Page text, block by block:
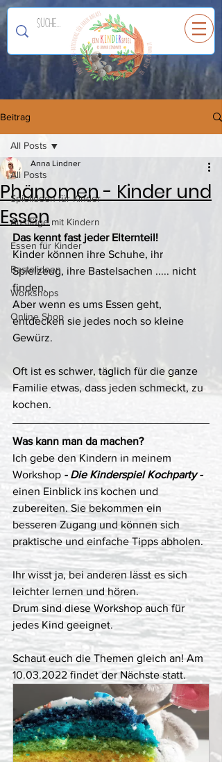
EinKINDERspiel
Beitrag
All Posts
Spielideen für Kinder
Ausflüge mit Kindern
Essen für Kinder
Bastelideen
Workshops
Online Shop
All Posts
Phänomen - Kinder und
Essen
Anna Lindner
Das kennt fast jeder Elternteil!
Kinder können ihre Schuhe, ihr
Spielzeug, ihre Bastelsachen ..... nicht
finden.
Aber wenn es ums Essen geht,
entdecken sie jedes noch so kleine
Gewürz.
Oft ist es schwer, täglich für die ganze
Familie etwas, dass jeden schmeckt, zu
kochen.
Was kann man da machen?
Ich gebe den Kindern in meinem
Workshop - Die Kinderspiel Kochparty -
einen Einblick ins kochen und
zubereiten. Sie bekommen ein
besseren Zugang und können sich
praktische und einfache Tipps abholen.
Ihr wisst ja, bei anderen lässt es sich
leichter lernen und hören.
Drum sind diese Workshop auch für
jedes Kind geeignet.
Schaut euch die Themen gleich an! Am
10.03.2022 findet der Nächste statt.